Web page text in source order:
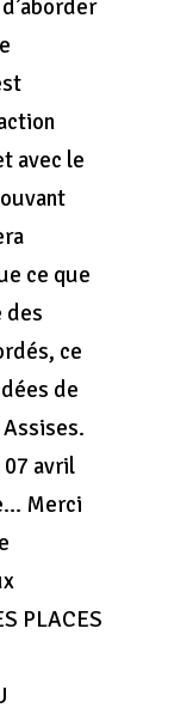
avec le
ce que
des
ce
de
07 avril
Merci
PLACES